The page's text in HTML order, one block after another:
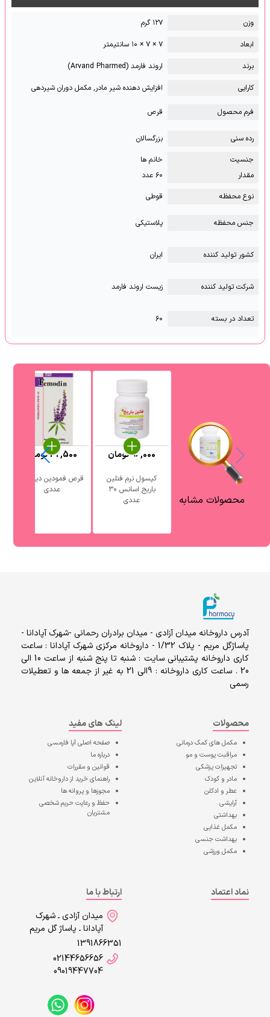
وزن
۱۲۷ گرم
ابعاد
۷ × ۷ × ۱۰ سانتیمتر
برند
اروند فارمد (Arvand Pharmed)
کارایی
افزایش دهنده شیر مادر, مکمل دوران شیردهی
فرم محصول قرص
رده سنی
بزرگسالان
جنسیت
خانم ها
مقدار
۶۰ عدد
نوع محفظه
قوطی
جنس محفظه پلاستیکی
کشور تولید کننده ایران
شرکت تولید کننده زیست اروند فارمد
تعداد در بسته ۶۰
محصولات مشابه
کپسول نرم فنلین
باریج اسانس ۳۰
عددی
96,000تومان
عددی
42,500تومان
آدرس داروخانه میدان آزادی - میدان برادران رحمانی -شهرک آپادانا -
پاساژگل مریم - پلاک 1/32 - داروخانه مرکزی شهرک آپادانا : ساعت
کاری داروخانه پشتیبانی سایت : شنبه تا پنج شنبه از ساعت 10 الی
20 . ساعت کاری داروخانه : 9الی 21 به غیر از جمعه ها و تعطیلات
رسمی
محصولات
مکمل های کمک درمانی
مراقبت پوست و مو
تجهیزات پزشکی
مادر و کودک
عطر و ادکلن
آرایشی
بهداشتی
مکمل غذایی
بهداشت جنسی
مکمل ورزشی
لینک های مفید
صفحه اصلیآپا فارمسی
درباره ما
قوانین و مقررات
راهنمای خرید از داروخانه آنلاین
مجوزها و پروانه ها
حفظ و رعایت حریم شخصی
مشتریان
نماد اعتماد
ارتباط با ما
میدان آزادی ـ شهرک
آپادانا ـ پاساژ گل مریم
1391866351
02144656656
09019447704